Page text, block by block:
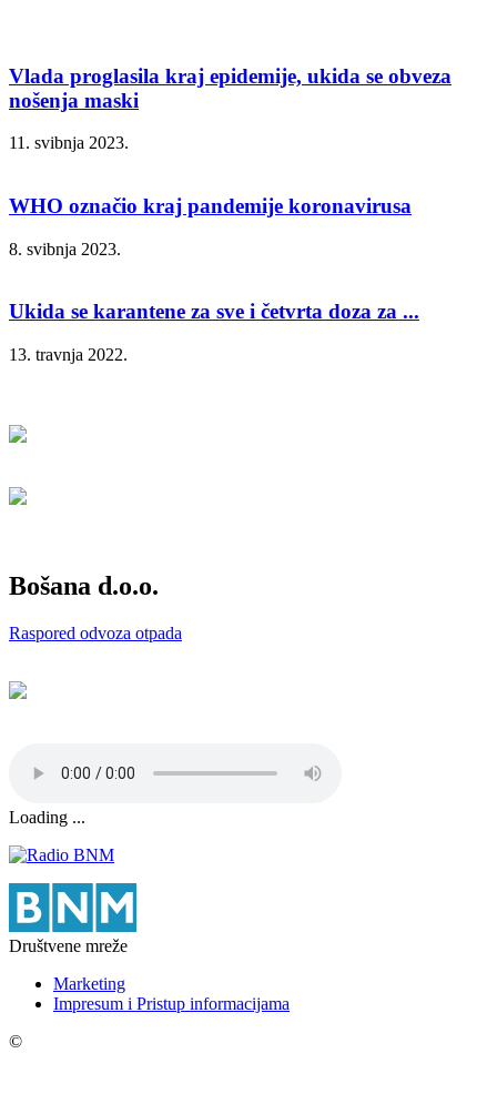
Vlada proglasila kraj epidemije, ukida se obveza
nošenja maski
11. svibnja 2023.
WHO označio kraj pandemije koronavirusa
8. svibnja 2023.
Ukida se karantene za sve i četvrta doza za ...
13. travnja 2022.
Bošana d.o.o.
Raspored odvoza otpada
Loading ...
Društvene mreže
Marketing
Impresum i Pristup informacijama
©